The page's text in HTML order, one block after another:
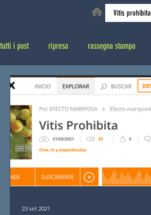
Vitis prohibita
tutti i post ripresa rassegna stampa
23 set 2021